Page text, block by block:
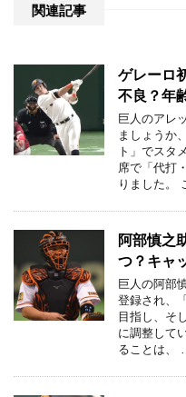
関連記事
ゲレーロ
不良？年
巨人のアレ
ましょうか
ト」でスタ
席で「代打
りました。
阿部慎之
つ？キャ
巨人の阿部
登録され、
目指し、そ
に調整して
ることは、